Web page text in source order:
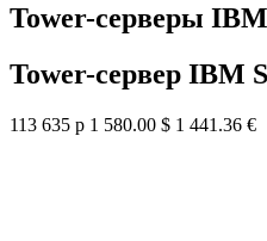
Tower-серверы
Tower-сервер IBM
113 635 р 1 580.00 $ 1 441.36 €